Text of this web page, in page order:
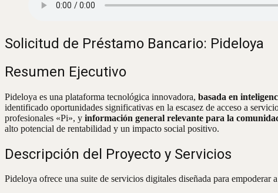
Solicitud de Préstamo Bancario: Pideloya
Resumen Ejecutivo
Pideloya es una plataforma tecnológica innovadora, basada en
identificado oportunidades significativas en la escasez de acceso a
profesionales «Pi», y información general relevante para la
alto potencial de rentabilidad y un impacto social positivo.
Descripción del Proyecto y Servicios
Pideloya ofrece una suite de servicios digitales diseñada para